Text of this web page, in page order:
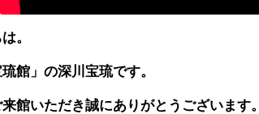
。
館」の深川宝琉です。
館いただき誠にありがとうございます。